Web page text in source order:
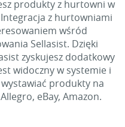
produkty z hurtowni w
z hurtowniami
wśród
Sellasist. Dzięki
zyskujesz dodatkowy
widoczny w systemie i
produkty na
eBay, Amazon.